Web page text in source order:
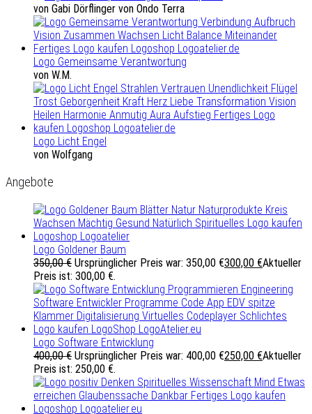
von Gabi Dörflinger von Ondo Terra
Logo Gemeinsame Verantwortung
von W.M.
Logo Licht Engel
von Wolfgang
Angebote
Logo Goldener Baum
350,00€ Ursprünglicher Preis war: 350,00 €300,00 €Aktueller
Preis ist: 300,00 €.
Logo Software Entwicklung
400,00€ Ursprünglicher Preis war: 400,00 €250,00 €Aktueller
Preis ist: 250,00 €.